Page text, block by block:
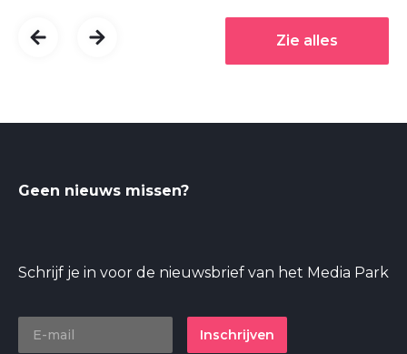
Zie alles
Geen nieuws missen?
Schrijf je in voor de nieuwsbrief van het Media Park
Inschrijven